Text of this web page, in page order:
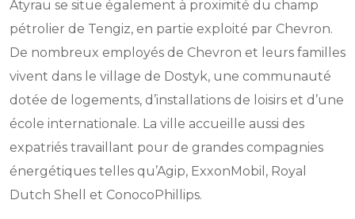
Atyrau se situe également à proximité du champ
pétrolier de Tengiz, en partie exploité par Chevron.
De nombreux employés de Chevron et leurs familles
vivent dans le village de Dostyk, une communauté
dotée de logements, d’installations de loisirs et d’une
école internationale. La ville accueille aussi des
expatriés travaillant pour de grandes compagnies
énergétiques telles qu’Agip, ExxonMobil, Royal
Dutch Shell et ConocoPhillips.